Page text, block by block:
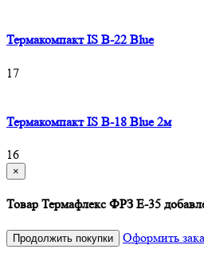
Термакомпакт IS B-22 Blue
17
Термакомпакт IS B-18 Blue 2м
16
×
Товар Термафлекс ФРЗ E-35
Продолжить покупки
Оформить